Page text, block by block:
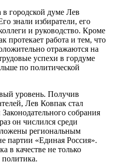
городской думе Лев
знали избиратели, его
и руководство. Кроме
протекает работа и тем, что
отражаются на
успехи в гордуме
по политической
уровень. Получив
Лев Ковпак стал
собрания
он числился среди
региональным
партии «Единая Россия».
в качестве не только
политика.